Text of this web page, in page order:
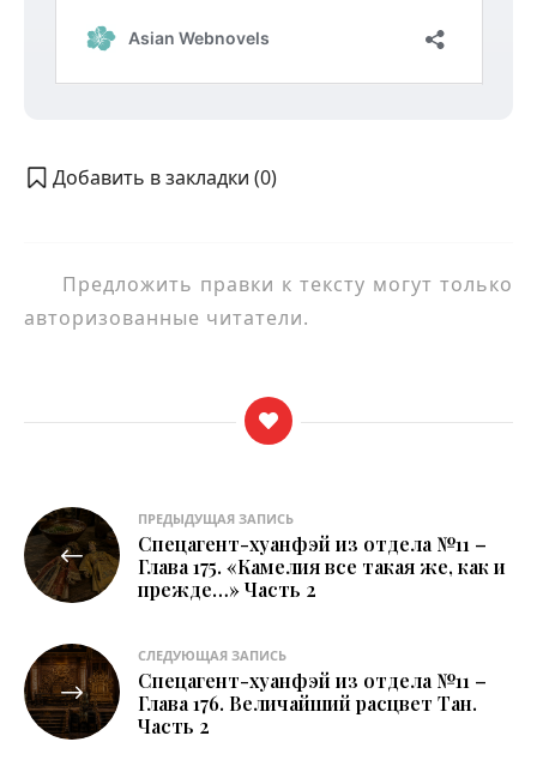
Добавить в закладки (0)
Предложить правки к тексту могут только
авторизованные читатели.
Навигация
по
записям
ПРЕДЫДУЩАЯ ЗАПИСЬ
Спецагент-хуанфэй из отдела №11 –
Глава 175. «Камелия все такая же, как и
прежде…» Часть 2
СЛЕДУЮЩАЯ ЗАПИСЬ
Спецагент-хуанфэй из отдела №11 –
Глава 176. Величайший расцвет Тан.
Часть 2